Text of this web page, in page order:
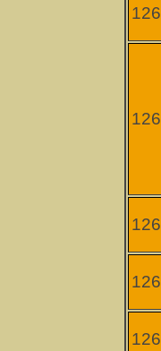
126
126
126
126
126